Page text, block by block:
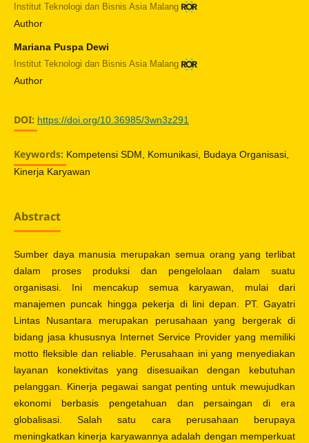
Institut Teknologi dan Bisnis Asia Malang
Author
Mariana Puspa Dewi
Institut Teknologi dan Bisnis Asia Malang
Author
DOI: https://doi.org/10.36985/3wn3z291
Keywords: Kompetensi SDM, Komunikasi, Budaya Organisasi,
Kinerja Karyawan
Abstract
Sumber daya manusia merupakan semua orang yang terlibat
dalam proses produksi dan pengelolaan dalam suatu
organisasi. Ini mencakup semua karyawan, mulai dari
manajemen puncak hingga pekerja di lini depan. PT. Gayatri
Lintas Nusantara merupakan perusahaan yang bergerak di
bidang jasa khususnya Internet Service Provider yang memiliki
motto fleksible dan reliable. Perusahaan ini yang menyediakan
layanan konektivitas yang disesuaikan dengan kebutuhan
pelanggan. Kinerja pegawai sangat penting untuk mewujudkan
ekonomi berbasis pengetahuan dan persaingan di era
globalisasi. Salah satu cara perusahaan berupaya
meningkatkan kinerja karyawannya adalah dengan memperkuat